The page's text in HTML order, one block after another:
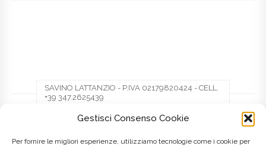
Gestisci Consenso Cookie
Per fornire le migliori esperienze, utilizziamo tecnologie come i cookie per
SAVINO LATTANZIO - P.IVA 02179820424 - CELL.
+39 347.2625439
Facebook Twitter Pinterest